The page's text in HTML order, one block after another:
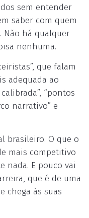
sem entender
saber com quem
Não há qualquer
nenhuma.
que falam
adequada ao
“pontos
narrativo” e
brasileiro. O que o
mais competitivo
nada. E pouco vai
que é de uma
chega às suas